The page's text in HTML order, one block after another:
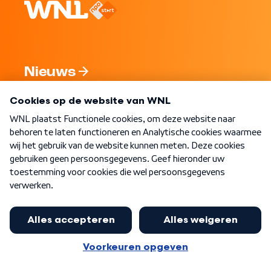
Nieuws
Nieuwsbrief
Word Lid